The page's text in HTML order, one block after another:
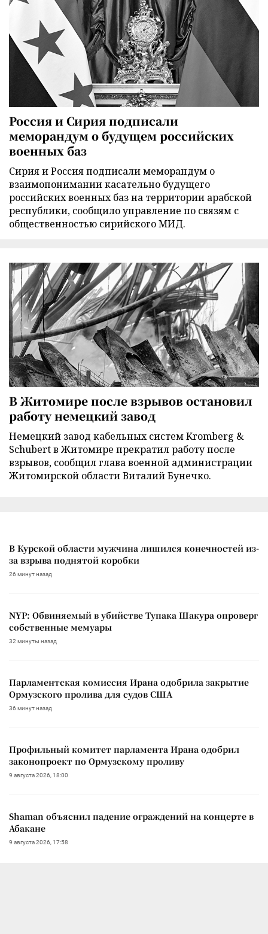
Россия и Сирия подписали
меморандум о будущем российских
военных баз
Сирия и Россия подписали меморандум о
взаимопонимании касательно будущего
российских военных баз на территории арабской
республики, сообщило управление по связям с
общественностью сирийского МИД.
В Житомире после взрывов остановил
работу немецкий завод
Немецкий завод кабельных систем Kromberg &
Schubert в Житомире прекратил работу после
взрывов, сообщил глава военной администрации
Житомирской области Виталий Бунечко.
В Курской области мужчина лишился конечностей из-
за взрыва поднятой коробки
26 минут назад
NYP: Обвиняемый в убийстве Тупака Шакура опроверг
собственные мемуары
32 минуты назад
Парламентская комиссия Ирана одобрила закрытие
Ормузского пролива для судов США
36 минут назад
Профильный комитет парламента Ирана одобрил
законопроект по Ормузскому проливу
9 августа 2026, 18:00
Shaman объяснил падение ограждений на концерте в
Абакане
9 августа 2026, 17:58